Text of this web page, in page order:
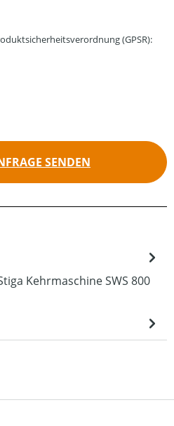
(GPSR):
SENDEN
Kehrmaschine SWS 800